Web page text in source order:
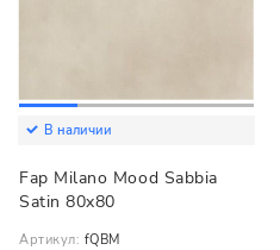
В наличии
Fap Milano Mood Sabbia
Satin 80x80
Артикул: fQBM